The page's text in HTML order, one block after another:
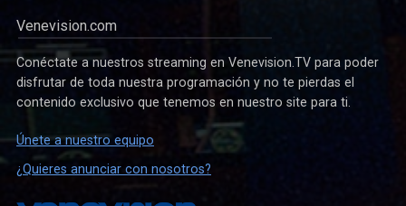
Venevision.com
Conéctate a nuestros streaming en Venevision.TV para poder
disfrutar de toda nuestra programación y no te pierdas el
contenido exclusivo que tenemos en nuestro site para ti.
Únete a nuestro equipo
¿Quieres anunciar con nosotros?